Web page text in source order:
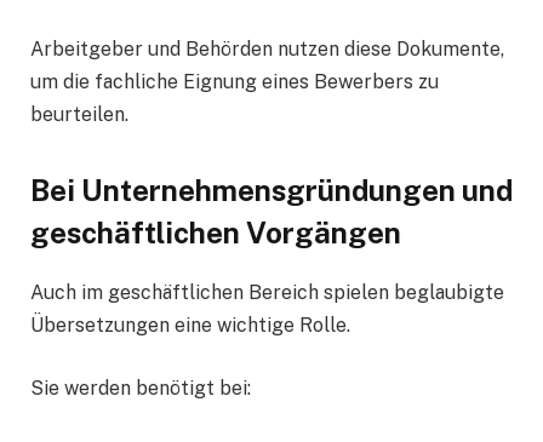
Arbeitgeber und Behörden nutzen diese Dokumente,
um die fachliche Eignung eines Bewerbers zu
beurteilen.
Bei Unternehmensgründungen und
geschäftlichen Vorgängen
Auch im geschäftlichen Bereich spielen beglaubigte
Übersetzungen eine wichtige Rolle.
Sie werden benötigt bei: